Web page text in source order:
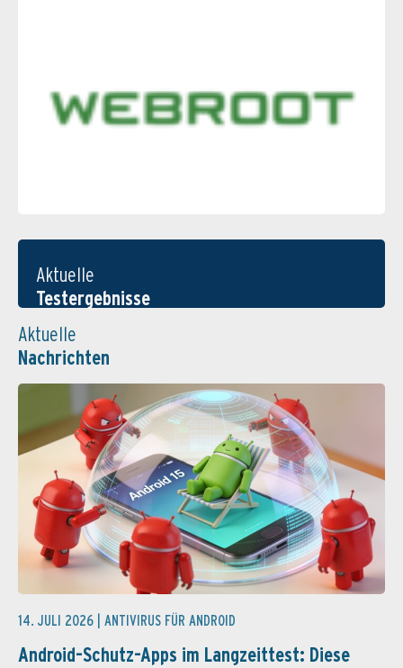
Aktuelle
Testergebnisse
Aktuelle
Nachrichten
14. JULI 2026 | ANTIVIRUS FÜR ANDROID
Android-Schutz-Apps im Langzeittest: Diese